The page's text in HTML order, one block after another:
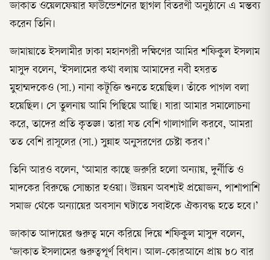
জাকাত ওয়েলফেয়ার ফাউন্ডেশনের ছাগল বিতরণী অনুষ্ঠানে এ মন্তব্য
করেন তিনি।
জামায়াতে ইসলামীর ঢাকা মহানগরী দক্ষিণের আমির শফিকুল ইসলাম
মাসুদ বলেন, ‘ইসলামের কথা বলায় আমাদের নবী হযরত
মুহাম্মদকেও (সা.) নানা কটূক্তি শুনতে হয়েছিল। তাঁকে পাগল বলা
হয়েছিল। সে তুলনায় আমি পিছিয়ে আছি। যারা আমার সমালোচনা
করে, তাদের প্রতি কৃতজ্ঞ। তারা যত বেশি গালাগালি করবে, আমরা
তত বেশি রাসূলের (সা.) সুন্নাহ অনুসরণের চেষ্টা করব।’
তিনি আরও বলেন, ‘আমার কাছে জরুরি হলো অন্যায়, দুর্নীতি ও
মাদকের বিরুদ্ধে সোচ্চার হওয়া। উন্নয়ন অবশ্যই প্রয়োজন, পাশাপাশি
সমাজ থেকে অন্যায়ের অবসান ঘটাতে সবাইকে ঐক্যবদ্ধ হতে হবে।’
জাকাত আদায়ের গুরুত্ব মনে করিয়ে দিয়ে শফিকুল মাসুদ বলেন,
‘জাকাত ইসলামের গুরুত্বপূর্ণ বিধান। আল-কোরআনে প্রায় ৮০ বার